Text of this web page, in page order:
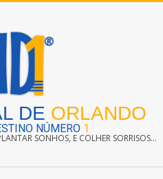
DE ORLANDO
NÚMERO 1
SONHOS, E COLHER SORRISOS...